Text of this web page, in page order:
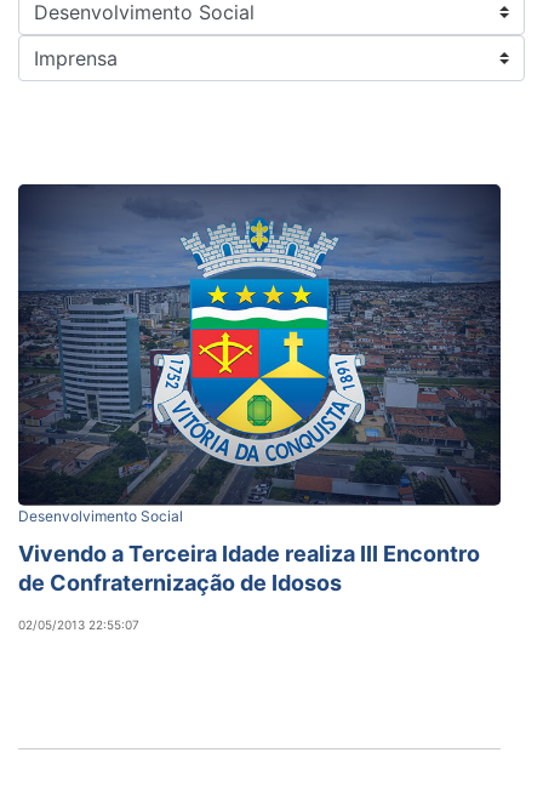
Desenvolvimento Social
Vivendo a Terceira Idade realiza III Encontro
de Confraternização de Idosos
02/05/2013 22:55:07